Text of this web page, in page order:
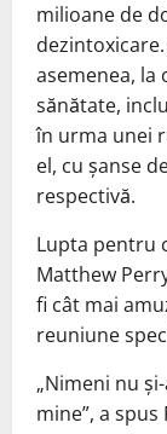
milioane de
asemenea, la
sănătate,
în urma unei
el, cu șanse
respectivă.
Lupta pentru
Matthew
fi cât mai
reuniune
„Nimeni nu
mine”, a